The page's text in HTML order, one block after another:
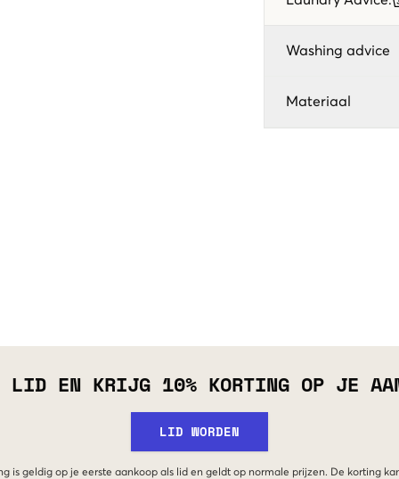
Washing advice
Materiaal
LID EN KRIJG 10% KORTING OP JE
LID WORDEN
is geldig op je eerste aankoop als lid en geldt op normale prijzen. De korting